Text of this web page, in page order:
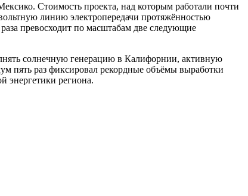
Стоимость проекта, над которым работали почти
линию электропередачи протяжённостью
превосходит по масштабам две следующие
солнечную генерацию в Калифорнии, активную
пять раз фиксировал рекордные объёмы выработки
энергетики региона.